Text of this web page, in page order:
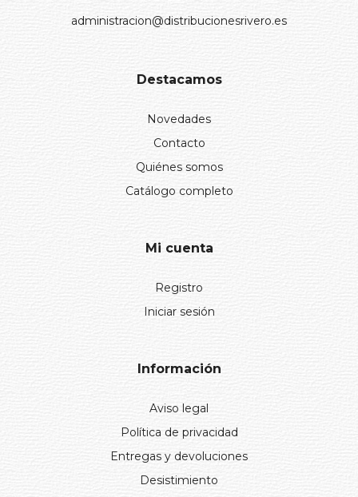
administracion@distribucionesrivero.es
Destacamos
Novedades
Contacto
Quiénes somos
Catálogo completo
Mi cuenta
Registro
Iniciar sesión
Información
Aviso legal
Política de privacidad
Entregas y devoluciones
Desistimiento